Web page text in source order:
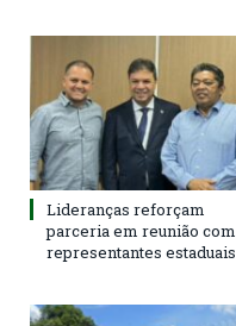
Lideranças reforçam
parceria em reunião com
representantes estaduais